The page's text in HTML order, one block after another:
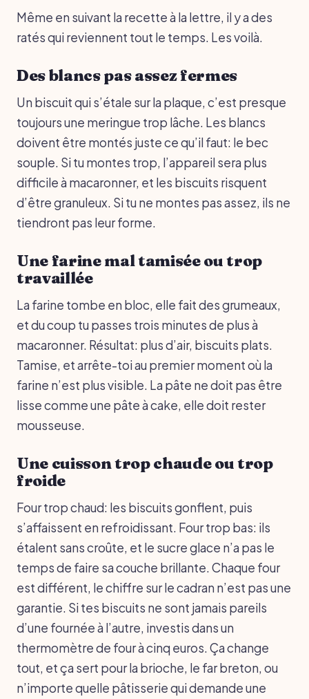
Même en suivant la recette à la lettre, il y a des
ratés qui reviennent tout le temps. Les voilà.
Des blancs pas assez fermes
Un biscuit qui s’étale sur la plaque, c’est presque
toujours une meringue trop lâche. Les blancs
doivent être montés juste ce qu’il faut: le bec
souple. Si tu montes trop, l’appareil sera plus
difficile à macaronner, et les biscuits risquent
d’être granuleux. Si tu ne montes pas assez, ils ne
tiendront pas leur forme.
Une farine mal tamisée ou trop
travaillée
La farine tombe en bloc, elle fait des grumeaux,
et du coup tu passes trois minutes de plus à
macaronner. Résultat: plus d’air, biscuits plats.
Tamise, et arrête-toi au premier moment où la
farine n’est plus visible. La pâte ne doit pas être
lisse comme une pâte à cake, elle doit rester
mousseuse.
Une cuisson trop chaude ou trop
froide
Four trop chaud: les biscuits gonflent, puis
s’affaissent en refroidissant. Four trop bas: ils
étalent sans croûte, et le sucre glace n’a pas le
temps de faire sa couche brillante. Chaque four
est différent, le chiffre sur le cadran n’est pas une
garantie. Si tes biscuits ne sont jamais pareils
d’une fournée à l’autre, investis dans un
thermomètre de four à cinq euros. Ça change
tout, et ça sert pour la brioche, le far breton, ou
n’importe quelle pâtisserie qui demande une